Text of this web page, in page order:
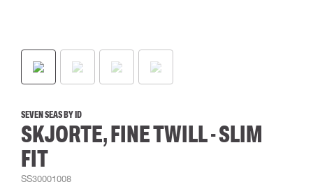
SEVEN SEAS BY ID
SKJORTE, FINE TWILL - SLIM
FIT
SS30001008